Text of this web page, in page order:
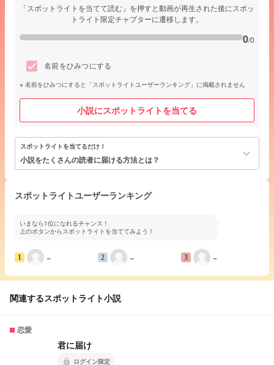
「スポットライトを当てて読む」を押すと動画が再生された後にスポッ
トライト限定チャプターに遷移します。
0/0
名前をひみつにする
名前をひみつにすると「スポットライトユーザーランキング」に掲載されません
小説にスポットライトを当てる
スポットライトを当てるだけ！
小説をたくさんの読者に届ける方法とは？ keyboard_arrow_down
スポットライトユーザーランキング
いまなら1位になれるチャンス！
上のボタンからスポットライトを当ててみよう！
1 − 2 − 3 −
関連するスポットライト小説
恋愛
君に届け
lock ログイン限定